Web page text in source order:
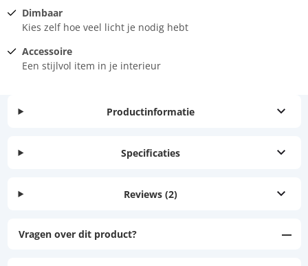
Dimbaar
Kies zelf hoe veel licht je nodig hebt
Accessoire
Een stijlvol item in je interieur
Productinformatie
Specificaties
Reviews (2)
Vragen over dit product?